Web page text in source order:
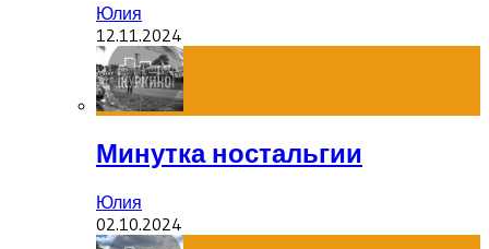
Юлия
12.11.2024
Минутка ностальгии
Юлия
02.10.2024